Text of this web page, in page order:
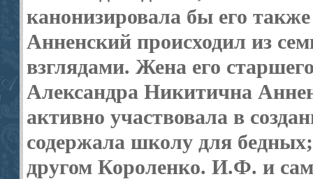
канонизировала бы его
Анненский происходил из
взглядами. Жена его
Александра Никитична
активно участво­вала в
содержала школу для
другом Короленко. И.Ф. и